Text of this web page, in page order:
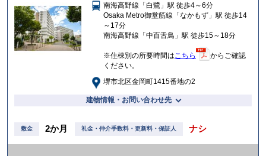
入
り
南海高野線「白鷺」駅 徒歩4～6分
Osaka Metro御堂筋線「なかもず」駅 徒歩14
～17分
南海高野線「中百舌鳥」駅 徒歩15～18分
※住棟別の所要時間は こちら
からご確認
ください。
堺市北区金岡町1415番地の2
建物情報・お問い合わせ先
敷金 2か月 礼金・仲介手数料・更新料・保証人 ナシ